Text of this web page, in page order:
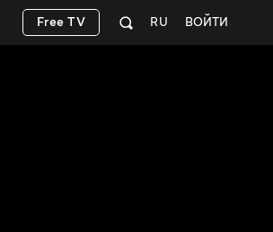
ВОЙТИ
RU
Free TV